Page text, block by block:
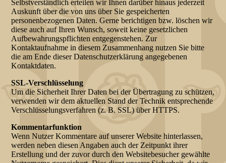
Selbstverständlich erteilen wir Ihnen darüber hinaus jederzeit
Auskunft über die von uns über Sie gespeicherten
personenbezogenen Daten. Gerne berichtigen bzw. löschen wir
diese auch auf Ihren Wunsch, soweit keine gesetzlichen
Aufbewahrungspflichten entgegenstehen. Zur
Kontaktaufnahme in diesem Zusammenhang nutzen Sie bitte
die am Ende dieser Datenschutzerklärung angegebenen
Kontaktdaten.
SSL-Verschlüsselung
Um die Sicherheit Ihrer Daten bei der Übertragung zu schützen,
verwenden wir dem aktuellen Stand der Technik entsprechende
Verschlüsselungsverfahren (z. B. SSL) über HTTPS.
Kommentarfunktion
Wenn Nutzer Kommentare auf unserer Website hinterlassen,
werden neben diesen Angaben auch der Zeitpunkt ihrer
Erstellung und der zuvor durch den Websitebesucher gewählte